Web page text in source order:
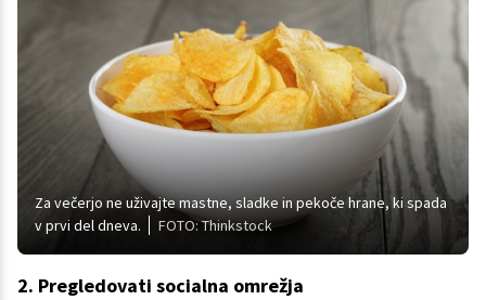
Za večerjo ne uživajte mastne, sladke in pekoče hrane, ki spada
v prvi del dneva.
FOTO: Thinkstock
2. Pregledovati socialna omrežja